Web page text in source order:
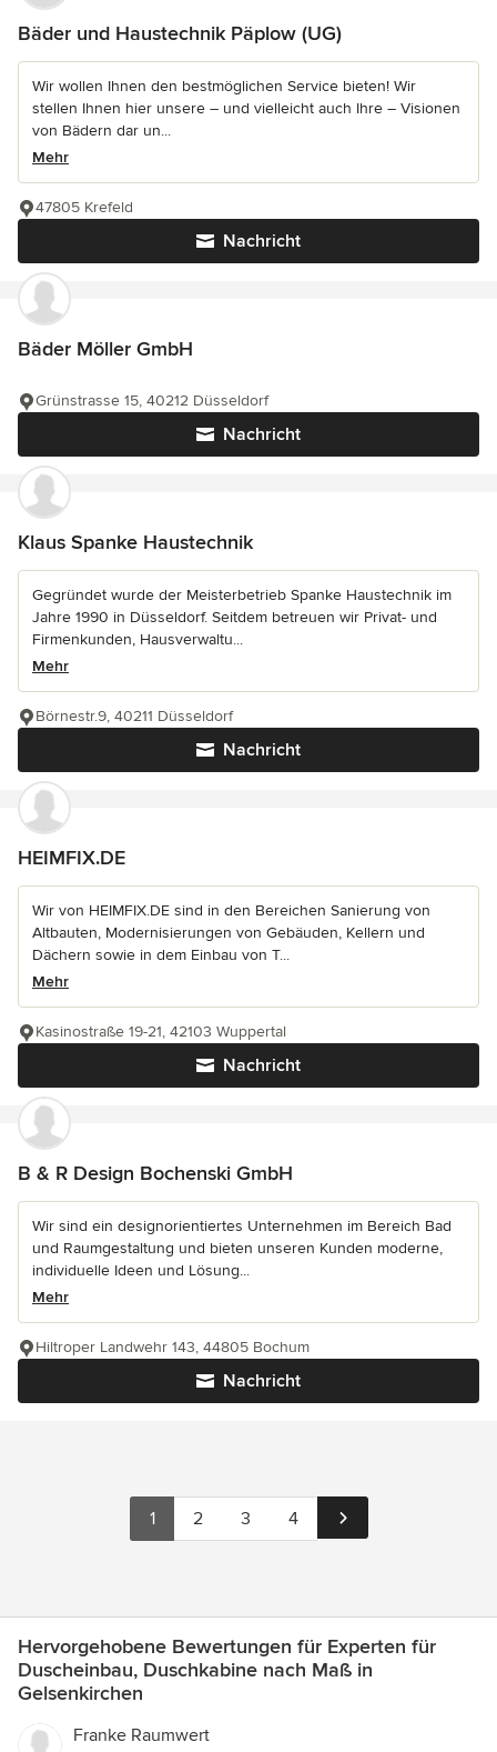
Bäder und Haustechnik Päplow (UG)
Wir wollen Ihnen den bestmöglichen Service bieten! Wir
stellen Ihnen hier unsere – und vielleicht auch Ihre – Visionen
von Bädern dar un...
Mehr
Nachricht
47805 Krefeld
Bäder Möller GmbH
Nachricht
Grünstrasse 15, 40212 Düsseldorf
Klaus Spanke Haustechnik
Gegründet wurde der Meisterbetrieb Spanke Haustechnik im
Jahre 1990 in Düsseldorf. Seitdem betreuen wir Privat- und
Firmenkunden, Hausverwaltu...
Mehr
Nachricht
Börnestr.9, 40211 Düsseldorf
HEIMFIX.DE
Wir von HEIMFIX.DE sind in den Bereichen Sanierung von
Altbauten, Modernisierungen von Gebäuden, Kellern und
Dächern sowie in dem Einbau von T...
Mehr
Nachricht
Kasinostraße 19-21, 42103 Wuppertal
B & R Design Bochenski GmbH
Wir sind ein designorientiertes Unternehmen im Bereich Bad
und Raumgestaltung und bieten unseren Kunden moderne,
individuelle Ideen und Lösung...
Mehr
Nachricht
Hiltroper Landwehr 143, 44805 Bochum
1 2 3 4
Hervorgehobene Bewertungen für Experten für
Duscheinbau, Duschkabine nach Maß in
Gelsenkirchen
Franke Raumwert